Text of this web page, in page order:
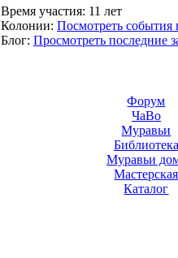
Время участия: 11 лет
Колонии: Посмотреть события
Блог: Просмотреть последние
Форум
ЧаВо
Муравьи
Библиотека
Муравьи
Мастерская
Каталог